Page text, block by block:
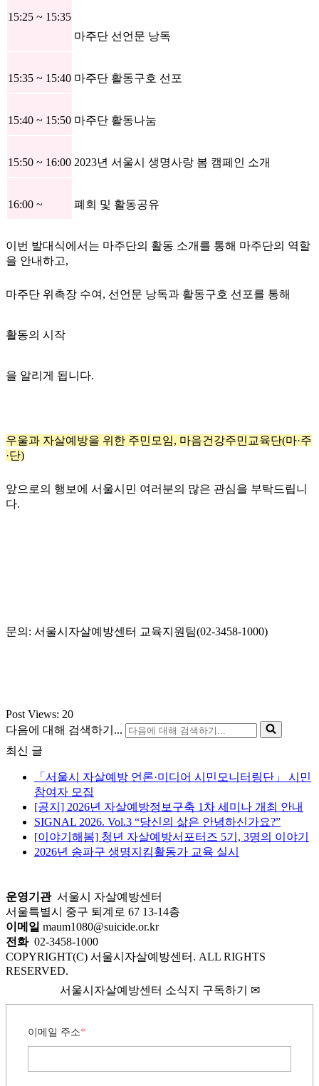
15:25 ~ 15:35
마주단 선언문 낭독
15:35 ~ 15:40 마주단 활동구호 선포
15:40 ~ 15:50 마주단 활동나눔
15:50 ~ 16:00 2023년 서울시 생명사랑 봄 캠페인 소개
16:00 ~ 폐회 및 활동공유
이번 발대식에서는 마주단의 활동 소개를 통해 마주단의 역할
을 안내하고,
마주단 위촉장 수여, 선언문 낭독과 활동구호 선포를 통해
활동의 시작
을 알리게 됩니다.
우울과 자살예방을 위한 주민모임, 마음건강주민교육단(마·주
·단)
앞으로의 행보에 서울시민 여러분의 많은 관심을 부탁드립니
다.
문의: 서울시자살예방센터 교육지원팀(02-3458-1000)
Post Views: 20
다음에 대해 검색하기...
최신 글
「서울시 자살예방 언론·미디어 시민모니터링단」 시민
참여자 모집
[공지] 2026년 자살예방정보구축 1차 세미나 개최 안내
SIGNAL 2026. Vol.3 “당신의 삶은 안녕하신가요?”
[이야기해봄] 청년 자살예방서포터즈 5기, 3명의 이야기
2026년 송파구 생명지킴활동가 교육 실시
운영기관서울시 자살예방센터
서울특별시 중구 퇴계로 67 13-14층
이메일 maum1080@suicide.or.kr
전화 02-3458-1000
COPYRIGHT(C) 서울시자살예방센터. ALL RIGHTS
RESERVED.
서울시자살예방센터 소식지 구독하기 ✉
이메일 주소*